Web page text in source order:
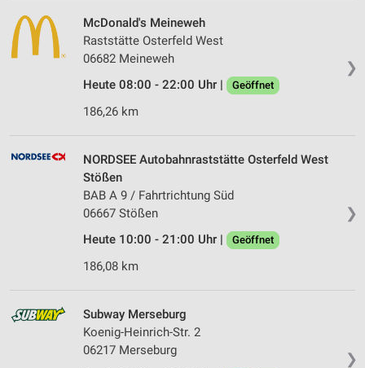
❯
McDonald's Meineweh
Raststätte Osterfeld West
06682 Meineweh
Heute 08:00 - 22:00 Uhr |
Geöffnet
186,26 km
❯
NORDSEE Autobahnraststätte Osterfeld West
Stößen
BAB A 9 / Fahrtrichtung Süd
06667 Stößen
Heute 10:00 - 21:00 Uhr |
Geöffnet
186,08 km
❯
Subway Merseburg
Koenig-Heinrich-Str. 2
06217 Merseburg